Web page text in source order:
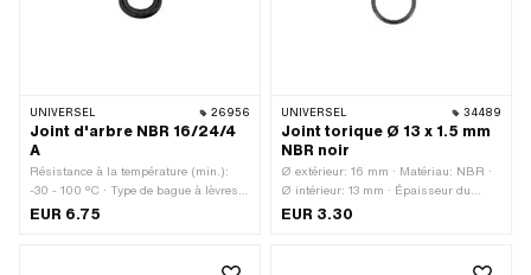
UNIVERSEL 26956
Joint d'arbre NBR 16/24/4
A
Résistance à la température (min.):
-30 - 100 °C · Type de bague à lèvres:
A - Avec une partie extérieure
Matériau: NBR · Ø intérieur: 16 mm
EUR 6.75
UNIVERSEL 34489
Joint torique Ø 13 x 1.5 mm
NBR noir
Ø extérieur: 16 mm · Matériau: NBR ·
Ø intérieur: 13 mm · Épaisseur du
cordon: 1.5 mm · Dureté: 70 Shore
EUR 3.30